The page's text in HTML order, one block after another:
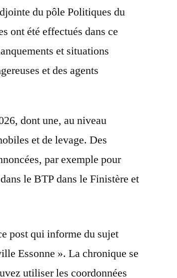
du pôle Politiques du
ont été effectués dans ce
et situations
et des agents
dont une, au niveau
et de levage. Des
par exemple pour
le BTP dans le Finistère et
post qui informe du sujet
Essonne ». La chronique se
utiliser les coordonnées